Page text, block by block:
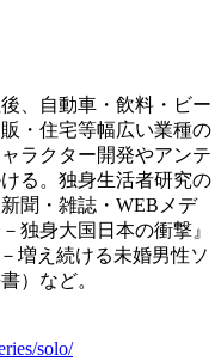
、自動車・飲料・ビー
・住宅等幅広い業種の
ラクター開発やアンテ
る。独身生活者研究の
聞・雑誌・WEBメデ
独身大国日本の衝撃』
増え続ける未婚男性ソ
）など。
solo/